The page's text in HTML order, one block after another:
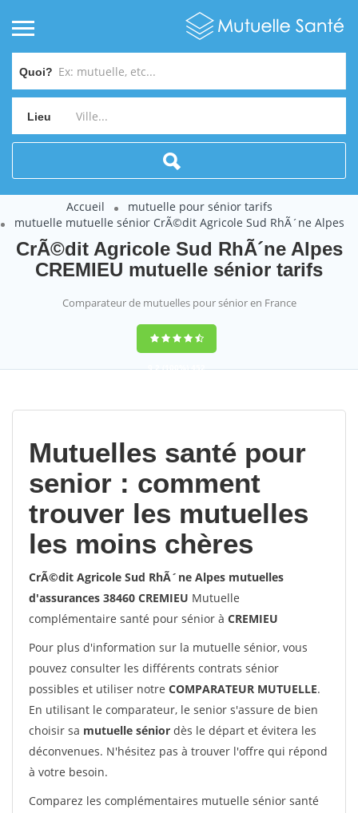
Quoi?
Lieu
Accueil
mutuelle pour sénior tarifs
mutuelle mutuelle sénior CrÃ©dit Agricole Sud RhÃ´ne Alpes
CrÃ©dit Agricole Sud RhÃ´ne Alpes
CREMIEU mutuelle sénior tarifs
Comparateur de mutuelles pour sénior en France
9,2(100%)452
Mutuelles santé pour
senior : comment
trouver les mutuelles
les moins chères
CrÃ©dit Agricole Sud RhÃ´ne Alpes mutuelles
d'assurances 38460 CREMIEU Mutuelle
complémentaire santé pour sénior à CREMIEU
Pour plus d'information sur la mutuelle sénior, vous
pouvez consulter les différents contrats sénior
possibles et utiliser notre COMPARATEUR MUTUELLE.
En utilisant le comparateur, le senior s'assure de bien
choisir sa mutuelle sénior dès le départ et évitera les
déconvenues. N'hésitez pas à trouver l'offre qui répond
à votre besoin.
Comparez les complémentaires mutuelle sénior santé